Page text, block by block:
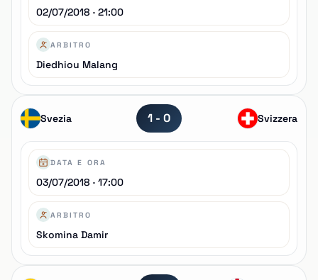
02/07/2018 · 21:00
ARBITRO
Diedhiou Malang
Svezia 1 - 0 Svizzera
DATA E ORA
03/07/2018 · 17:00
ARBITRO
Skomina Damir